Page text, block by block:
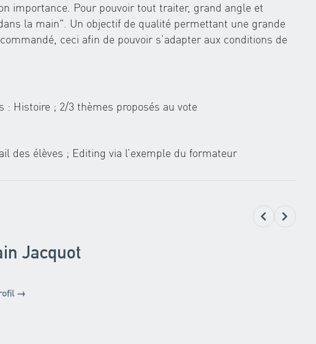
importance. Pour pouvoir tout traiter, grand angle et
la main". Un objectif de qualité permettant une grande
ceci afin de pouvoir s’adapter aux conditions de
: Histoire ; 2/3 thèmes proposés au vote
des élèves ; Editing via l’exemple du formateur
Jacquot
→